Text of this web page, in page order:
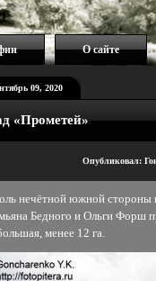
О сайте
09, 2020
«Прометей»
Опубликовал:
нечётной южной стороны
Бедного и Ольги Форш
менее 12 га.